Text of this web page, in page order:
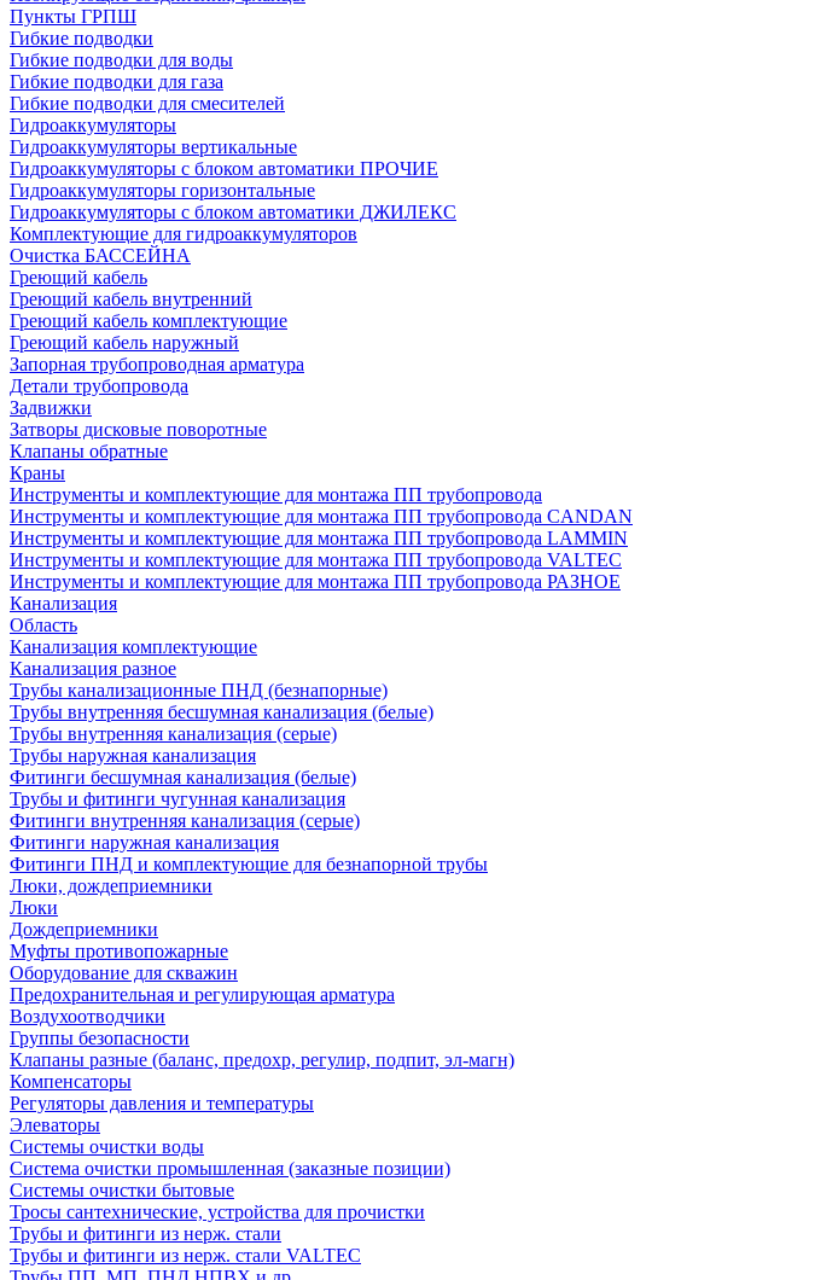
Пункты ГРПШ
Гибкие подводки
Гибкие подводки для воды
Гибкие подводки для газа
Гибкие подводки для смесителей
Гидроаккумуляторы
Гидроаккумуляторы вертикальные
Гидроаккумуляторы с блоком автоматики ПРОЧИЕ
Гидроаккумуляторы горизонтальные
Гидроаккумуляторы с блоком автоматики ДЖИЛЕКС
Комплектующие для гидроаккумуляторов
Очистка БАССЕЙНА
Греющий кабель
Греющий кабель внутренний
Греющий кабель комплектующие
Греющий кабель наружный
Запорная трубопроводная арматура
Детали трубопровода
Задвижки
Затворы дисковые поворотные
Клапаны обратные
Краны
Инструменты и комплектующие для монтажа ПП трубопровода
Инструменты и комплектующие для монтажа ПП трубопровода CANDAN
Инструменты и комплектующие для монтажа ПП трубопровода LAMMIN
Инструменты и комплектующие для монтажа ПП трубопровода VALTEC
Инструменты и комплектующие для монтажа ПП трубопровода РАЗНОЕ
Канализация
Область
Канализация комплектующие
Канализация разное
Трубы канализационные ПНД (безнапорные)
Трубы внутренняя бесшумная канализация (белые)
Трубы внутренняя канализация (серые)
Трубы наружная канализация
Фитинги бесшумная канализация (белые)
Трубы и фитинги чугунная канализация
Фитинги внутренняя канализация (серые)
Фитинги наружная канализация
Фитинги ПНД и комплектующие для безнапорной трубы
Люки, дождеприемники
Люки
Дождеприемники
Муфты противопожарные
Оборудование для скважин
Предохранительная и регулирующая арматура
Воздухоотводчики
Группы безопасности
Клапаны разные (баланс, предохр, регулир, подпит, эл-магн)
Компенсаторы
Регуляторы давления и температуры
Элеваторы
Системы очистки воды
Система очистки промышленная (заказные позиции)
Системы очистки бытовые
Тросы сантехнические, устройства для прочистки
Трубы и фитинги из нерж. стали
Трубы и фитинги из нерж. стали VALTEC